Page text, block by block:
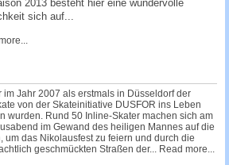
2013 besteht hier eine wundervolle
sich auf...
im Jahr 2007 als erstmals in Düsseldorf der
von der Skateinitiative DUSFOR ins Leben
wurden. Rund 50 Inline-Skater machen sich am
im Gewand des heiligen Mannes auf die
um das Nikolausfest zu feiern und durch die
geschmückten Straßen der... Read more...